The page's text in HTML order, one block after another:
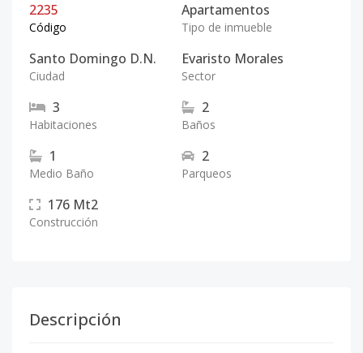
2235
Código
Apartamentos
Tipo de inmueble
Santo Domingo D.N.
Ciudad
Evaristo Morales
Sector
3
Habitaciones
2
Baños
1
Medio Baño
2
Parqueos
176 Mt2
Construcción
Descripción